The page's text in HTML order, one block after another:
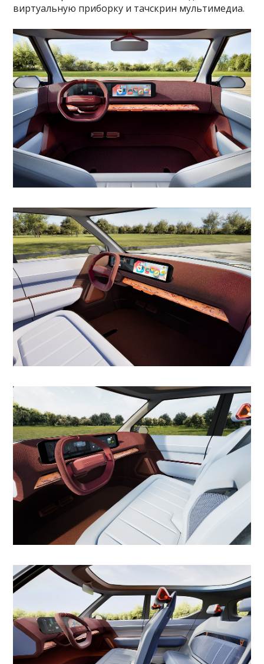
виртуальную приборку и тачскрин мультимедиа.